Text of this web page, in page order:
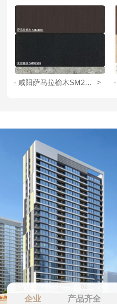
- 咸阳萨马拉榆木SM24003 >
企业 产品齐全